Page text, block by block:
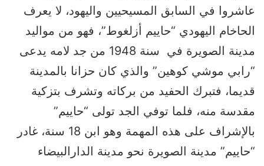
عاشروا في السابق المسيحيين واليهود، لا يعرف
الحاخام اليهودي “حاييم أزلغوط”، فهو من مواليد
مدينة الصويرة في سنة 1948 من جد لامه يدعى
“رابي موشي كوهين” والذي كان حزانا بالمدينة
قديما، فتبرك الحفيد من بركاته وتشرف بتزكية
مقدسة منه، فلما توفي الجد تولى “حاييم”
بالإشراف على هذه المهمة وهو ابن 18 سنة، غادر
“حاييم” مدينة الصويرة نحو مدينة الدارالبيضاء